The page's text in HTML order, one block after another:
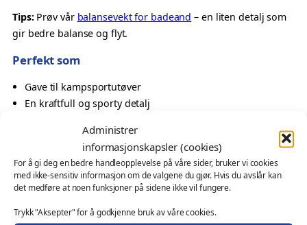
Administrer
informasjonskapsler (cookies)
For å gi deg en bedre handleopplevelse på våre sider, bruker vi cookies
med ikke-sensitiv informasjon om de valgene du gjør. Hvis du avslår kan
det medføre at noen funksjoner på sidene ikke vil fungere.
Trykk "Aksepter" for å godkjenne bruk av våre cookies.
p
o
r
–
K
k
y
u
Tips:Prøv vår balansevekt for badeand – en liten detalj som
gir bedre balanse og flyt.
Perfekt som
Gave til kampsportutøver
En kraftfull og sporty detalj
Samlerobjekt med tema
Også velegnet som
profilprodukt for klubber, turneringer og arrangementer
messeartikkel og kampanjeprodukt
kundegave – med eller uten logo